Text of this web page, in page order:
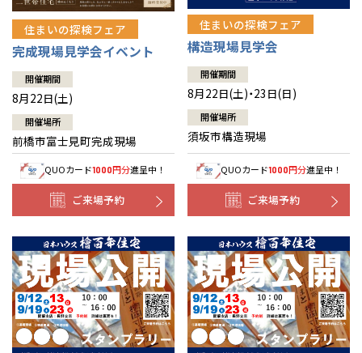
住まいの探検フェア
完成現場見学会イベント
開催期間
8月22日(土)
開催場所
前橋市富士見町完成現場
QUOカード1000円分進呈中！
ご来場予約
住まいの探検フェア
構造現場見学会
開催期間
8月22日(土)・23日(日)
開催場所
須坂市構造現場
QUOカード1000円分進呈中！
ご来場予約